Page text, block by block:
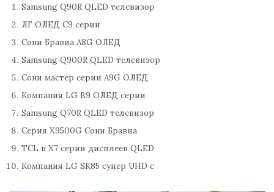
Samsung Q90R QLED телевизор
ЛГ ОЛЕД С9 серии
Сони Бравиа A8G ОЛЕД
Samsung Q900R QLED телевизор
Сони мастер серии A9G ОЛЕД
Компания LG В9 ОЛЕД серии
Samsung Q70R QLED телевизор
Серия X9500G Сони Бравиа
TCL в Х7 серии дисплеев QLED
Компания LG SK85 супер UHD с